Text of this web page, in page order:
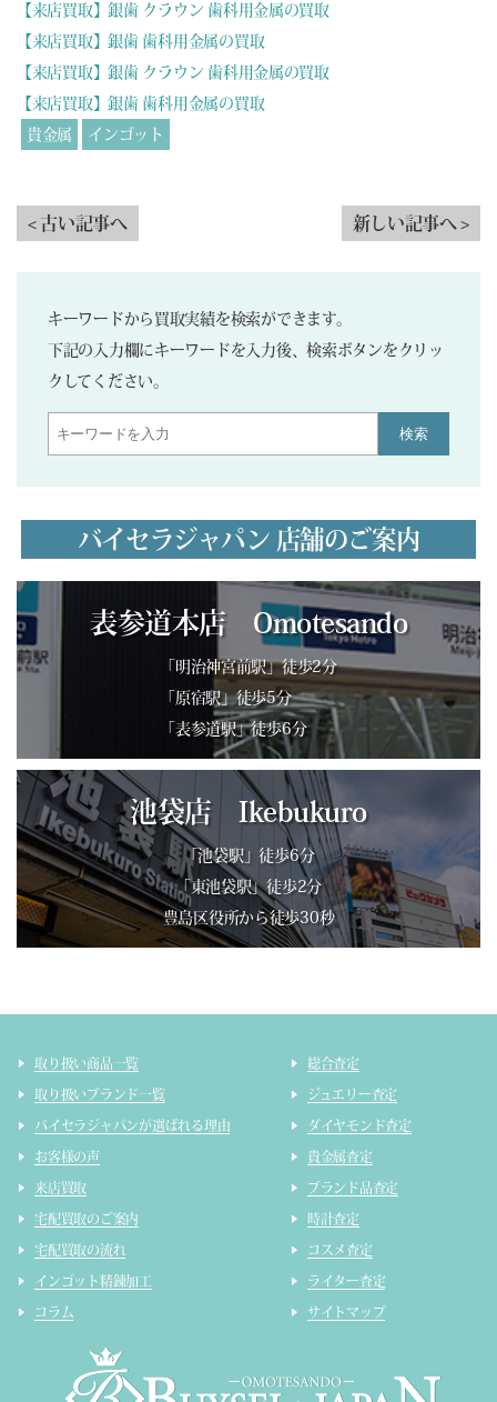
【来店買取】銀歯 クラウン 歯科用金属の買取
【来店買取】銀歯 歯科用金属の買取
【来店買取】銀歯 クラウン 歯科用金属の買取
【来店買取】銀歯 歯科用金属の買取
貴金属
インゴット
< 古い記事へ 新しい記事へ >
キーワードから買取実績を検索ができます。
下記の入力欄にキーワードを入力後、検索ボタンをクリッ
クしてください。
検索
バイセラジャパン 店舗のご案内
表参道本店 Omotesando
「明治神宮前駅」徒歩2分
「原宿駅」徒歩5分
「表参道駅」徒歩6分
池袋店 Ikebukuro
「池袋駅」徒歩6分
「東池袋駅」徒歩2分
豊島区役所から徒歩30秒
取り扱い商品一覧
取り扱いブランド一覧
バイセラジャパンが選ばれる理由
お客様の声
来店買取
宅配買取のご案内
宅配買取の流れ
インゴット精錬加工
コラム
総合査定
ジュエリー査定
ダイヤモンド査定
貴金属査定
ブランド品査定
時計査定
コスメ査定
ライター査定
サイトマップ